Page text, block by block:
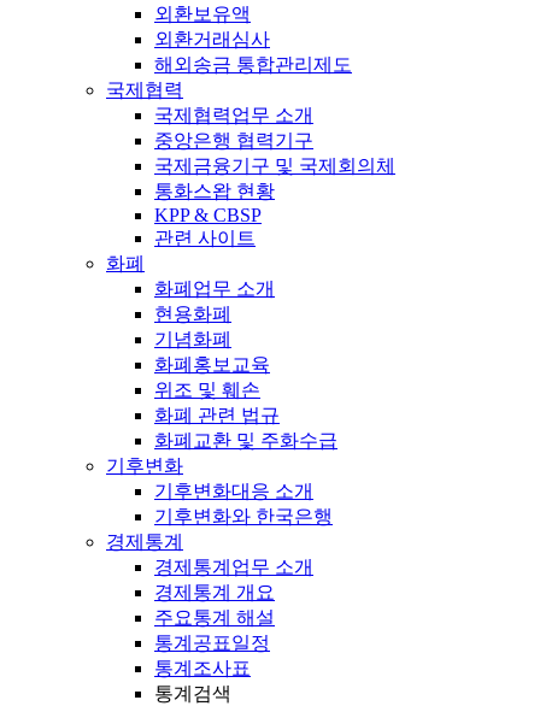
외환보유액
외환거래심사
해외송금 통합관리제도
국제협력
국제협력업무 소개
중앙은행 협력기구
국제금융기구 및 국제회의체
통화스왑 현황
KPP & CBSP
관련 사이트
화폐
화폐업무 소개
현용화폐
기념화폐
화폐홍보교육
위조 및 훼손
화폐 관련 법규
화폐교환 및 주화수급
기후변화
기후변화대응 소개
기후변화와 한국은행
경제통계
경제통계업무 소개
경제통계 개요
주요통계 해설
통계공표일정
통계조사표
통계검색